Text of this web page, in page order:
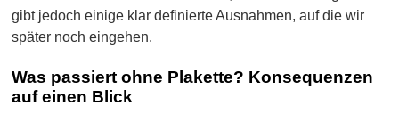
gibt jedoch einige klar definierte Ausnahmen, auf die wir
später noch eingehen.
Was passiert ohne Plakette? Konsequenzen
auf einen Blick